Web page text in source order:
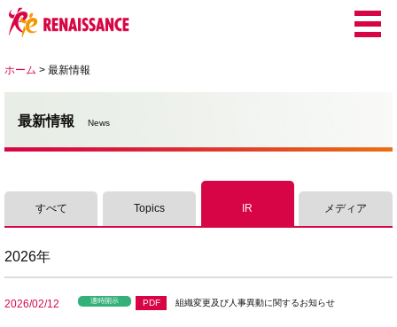
ホーム > 最新情報
最新情報 News
すべて Topics IR メディア
2026年
2026/02/12 適時開示 PDF 組織変更及び人事異動に関するお知らせ